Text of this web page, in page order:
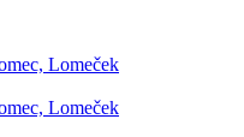
Lomeček
Lomeček